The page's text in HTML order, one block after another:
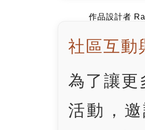
作品設計者
社區互動
為了讓更
活動，